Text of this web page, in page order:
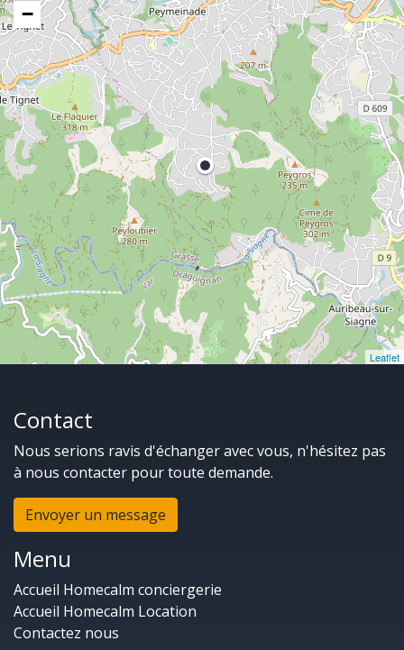
−
Leaflet
Contact
Nous serions ravis d'échanger avec vous, n'hésitez pas
à nous contacter pour toute demande.
Envoyer un message
Menu
Accueil Homecalm conciergerie
Accueil Homecalm Location
Contactez nous